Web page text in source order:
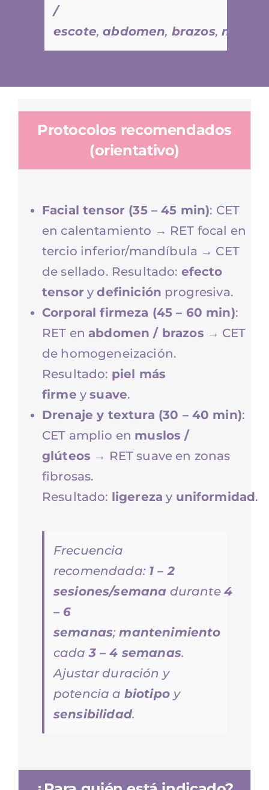
/
escote,abdomen, brazos,muslos
Protocolos recomendados
(orientativo)
Facial tensor (35 – 45 min): CET
en calentamiento → RET focal en
tercio inferior/mandíbula → CET
de sellado. Resultado: efecto
tensor ydefinición progresiva.
Corporal firmeza (45 – 60 min):
RET enabdomen / brazos → CET
de homogeneización.
Resultado: piel más
firme ysuave.
Drenaje y textura (30 – 40 min):
CET amplio en muslos /
glúteos → RET suave en zonas
fibrosas.
Resultado: ligereza y uniformidad.
Frecuencia
recomendada: 1 – 2
sesiones/semana durante 4
– 6
semanas;mantenimiento
cada3 – 4 semanas.
Ajustar duración y
potencia a biotipo y
sensibilidad.